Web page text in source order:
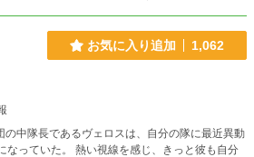
お気に入り追加 1,062
なっていた。 熱い視線を感じ、きっと彼も自分